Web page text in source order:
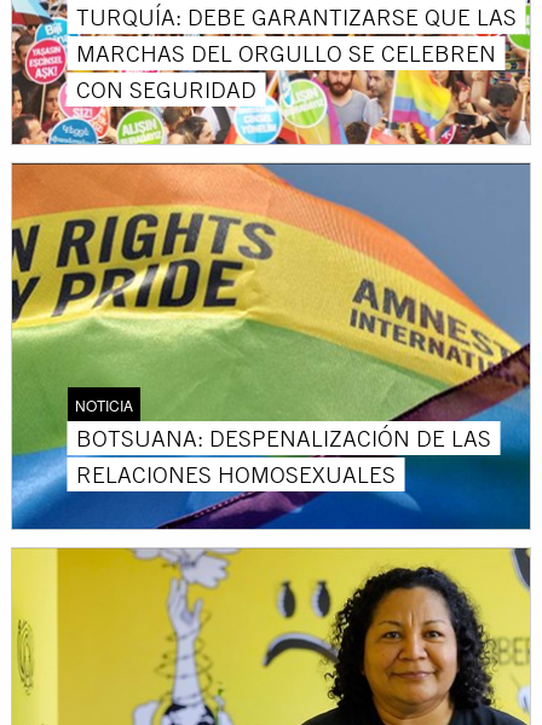
TURQUÍA: DEBE GARANTIZARSE QUE LAS
MARCHAS DEL ORGULLO SE CELEBREN
CON SEGURIDAD
NOTICIA
BOTSUANA: DESPENALIZACIÓN DE LAS
RELACIONES HOMOSEXUALES